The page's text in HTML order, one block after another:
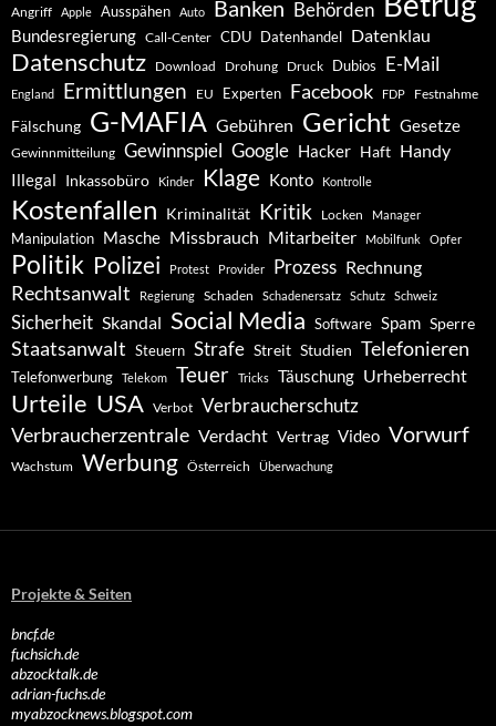
Angriff Apple Ausspähen Auto Banken Behörden
Bundesregierung Call-Center CDU Datenhandel Datenklau
Datenschutz Download Drohung Druck Dubios E-Mail
England Ermittlungen EU Experten Facebook FDP Festnahme
Fälschung G-MAFIA Gebühren Gericht Gesetze
Gewinnmitteilung Gewinnspiel Google Hacker Haft Handy
Illegal Inkassobüro Kinder Klage Konto Kontrolle
Kostenfallen Kriminalität Kritik Locken Manager
Manipulation Masche Missbrauch Mitarbeiter Mobilfunk Opfer
Politik Polizei Protest Provider Prozess Rechnung
Rechtsanwalt Regierung Schaden Schadenersatz Schutz Schweiz
Sicherheit Skandal Social Media Software Spam Sperre
Staatsanwalt Steuern Strafe Streit Studien Telefonieren
Telefonwerbung Telekom Teuer Tricks Täuschung Urheberrecht
Urteile USA Verbot Verbraucherschutz
Verbraucherzentrale Verdacht Vertrag Video Vorwurf
Wachstum Werbung Österreich Überwachung
Projekte & Seiten
bncf.de
fuchsich.de
abzocktalk.de
adrian-fuchs.de
myabzocknews.blogspot.com